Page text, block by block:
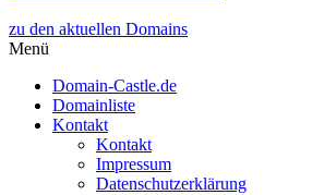
zu den aktuellen Domains​
Menü
Domain-Castle.de
Domainliste
Kontakt
Kontakt
Impressum
Datenschutzerklärung